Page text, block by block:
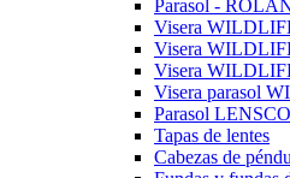
Parasol -
Visera
Visera
Visera
Visera parasol
Parasol
Tapas de lentes
Cabezas de